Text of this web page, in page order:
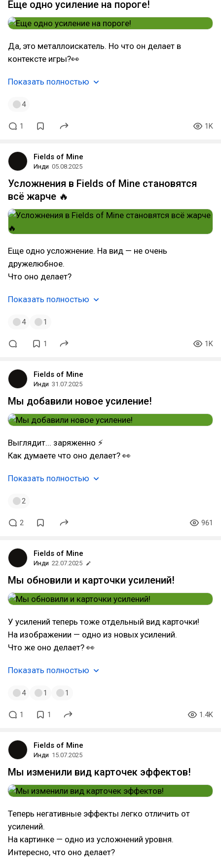
Еще одно усиление на пороге!
Да, это металлоискатель. Но что он делает в
контексте игры?👀
Показать полностью
4
1 1K
Fields of Mine
Инди 05.08.2025
Усложнения в Fields of Mine становятся
всё жарче 🔥
Еще одно усложнение. На вид — не очень
дружелюбное.
Что оно делает?
Показать полностью
4 1
1 1K
Fields of Mine
Инди 31.07.2025
Мы добавили новое усиление!
Выглядит... заряженно ⚡
Как думаете что оно делает? 👀
Показать полностью
2
2 961
Fields of Mine
Инди 22.07.2025
Мы обновили и карточки усилений!
У усилений теперь тоже отдельный вид карточки!
На изображении — одно из новых усилений.
Что же оно делает? 👀
Показать полностью
4 1 1
1 1 1.4K
Fields of Mine
Инди 15.07.2025
Мы изменили вид карточек эффектов!
Теперь негативные эффекты легко отличить от
усилений.
На картинке — одно из усложнений уровня.
Интересно, что оно делает?